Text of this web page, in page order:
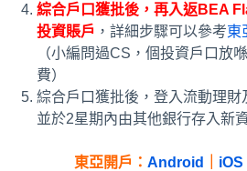
綜合戶口獲批後，再入返BEA
投資賬戶 ，詳細步驟可以參考東
（小編問過CS，個投資戶口放
費）
綜合戶口獲批後，登入流動理財
並於2星期內由其他銀行存入新
東亞開戶： Android iOS